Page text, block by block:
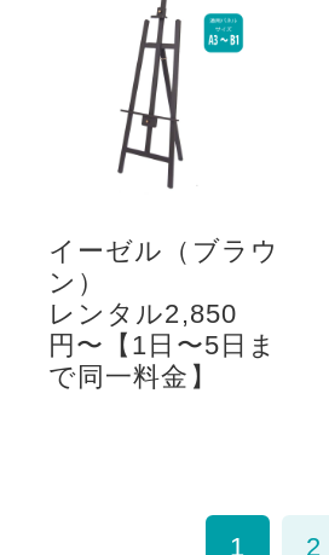
イーゼル（ブラウ
ン）
レンタル2,850
円〜【1日〜5日ま
で同一料金】
1 2